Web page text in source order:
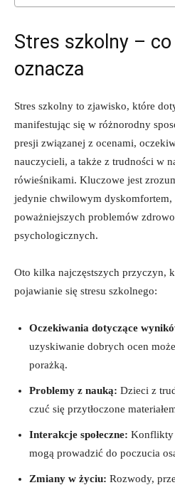
Stres szkolny –
oznacza
Stres szkolny to‌ zjawisko, które
manifestując się w różnorodny
⁣presji związanej z ocenami,
‍nauczycieli, a także z trudności w
rówieśnikami. Kluczowe jest
jedynie chwilowym ⁤dyskomfortem,
poważniejszych problemów
psychologicznych.
Oto kilka najczęstszych przyczyn,
pojawianie się ‌stresu ⁢szkolnego:
Oczekiwania dotyczące
uzyskiwanie dobrych ocen
porażką.
Problemy z nauką: Dzieci​ z
czuć się przytłoczone
Interakcje społeczne: Konflikty
mogą prowadzić do poczucia
Zmiany w życiu: Rozwody,